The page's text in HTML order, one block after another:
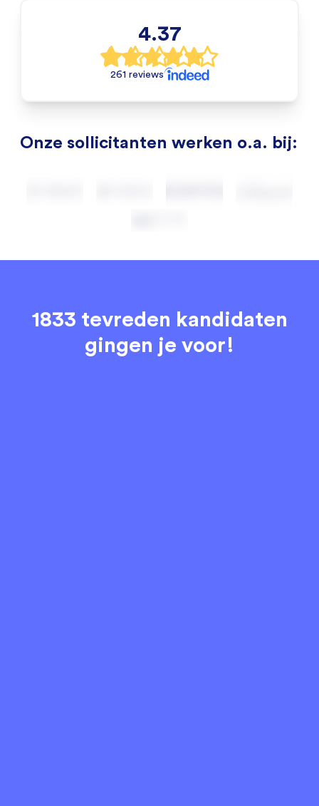
4.37
261 reviews
Onze sollicitanten werken o.a. bij:
1833 tevreden kandidaten
gingen je voor!